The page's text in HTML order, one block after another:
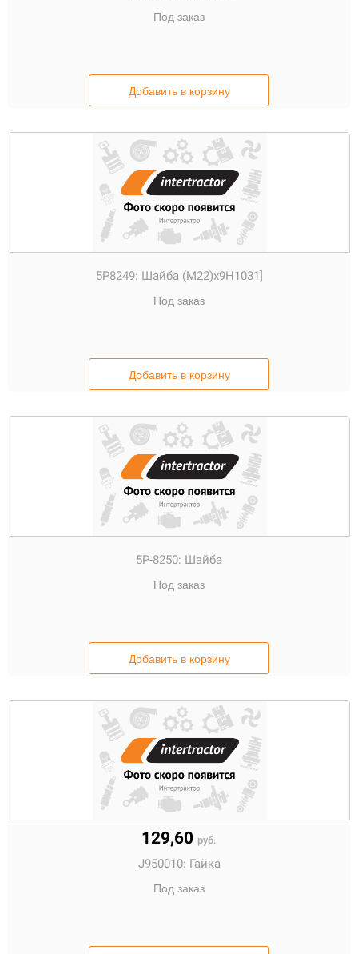
Под заказ
Добавить в корзину
5P8249: Шайба (M22)x9H1031]
Под заказ
Добавить в корзину
5P-8250: Шайба
Под заказ
Добавить в корзину
129,60 руб.
J950010: Гайка
Под заказ